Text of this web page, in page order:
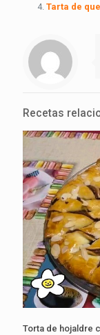
Tarta de
Recetas
Torta de hojaldre